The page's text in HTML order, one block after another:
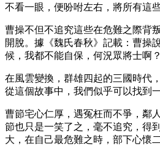
不看一眼，便吩咐左右，將所有這
曹操不但不追究這些在危難之際背
開脫。據《魏氏春秋》記載：曹操
候，我都不能自保，何況眾將士啊
在風雲變換，群雄四起的三國時代
從這個故事中，我們似乎可以找到
曹節宅心仁厚，遇冤枉而不爭，鄰
節也只是一笑了之，毫不追究，得
大，在自己最危難之時，部下心懷